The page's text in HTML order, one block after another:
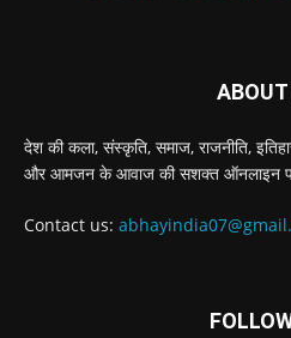
ABOUT
देश की कला, संस्‍कृति, समाज, राजनीति,
और आमजन के आवाज की सशक्‍त ऑनलाइन
Contact us: